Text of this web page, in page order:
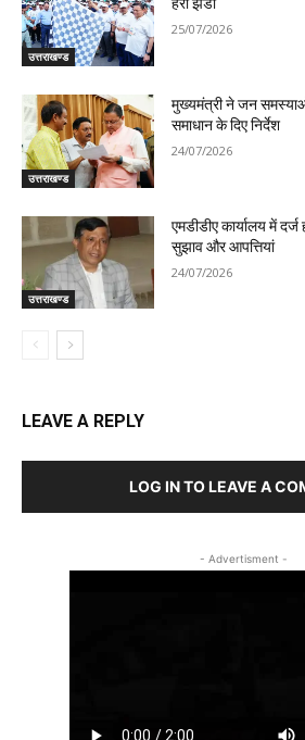
उत्तराखण्ड
हरी झंडी
25/07/2026
उत्तराखण्ड
मुख्यमंत्री ने जन
समाधान के दिए निर्देश
24/07/2026
उत्तराखण्ड
एमडीडीए कार्यालय में
सुझाव और आपत्तियां
24/07/2026
LEAVE A REPLY
LOG IN TO LEAVE A
- Advertisment -